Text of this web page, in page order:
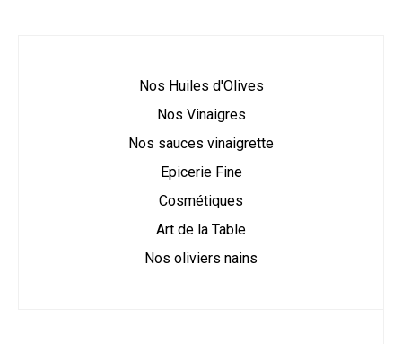
Nos Huiles d'Olives
Nos Vinaigres
Nos sauces vinaigrette
Epicerie Fine
Cosmétiques
Art de la Table
Nos oliviers nains